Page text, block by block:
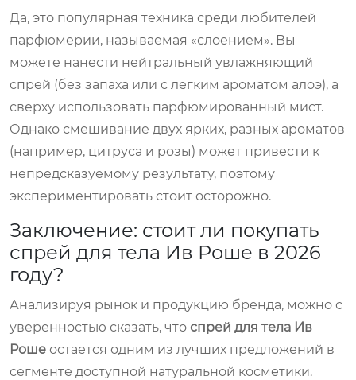
Да, это популярная техника среди любителей
парфюмерии, называемая «слоением». Вы
можете нанести нейтральный увлажняющий
спрей (без запаха или с легким ароматом алоэ), а
сверху использовать парфюмированный мист.
Однако смешивание двух ярких, разных ароматов
(например, цитруса и розы) может привести к
непредсказуемому результату, поэтому
экспериментировать стоит осторожно.
Заключение: стоит ли покупать
спрей для тела Ив Роше в 2026
году?
Анализируя рынок и продукцию бренда, можно с
уверенностью сказать, что спрей для тела Ив
Роше остается одним из лучших предложений в
сегменте доступной натуральной косметики.